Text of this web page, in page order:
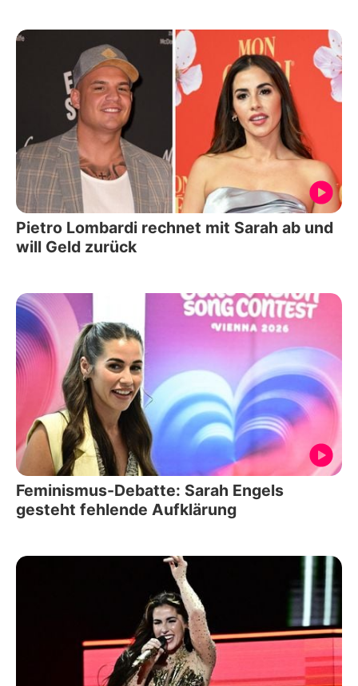
Pietro Lombardi rechnet mit Sarah ab und
will Geld zurück
Feminismus-Debatte: Sarah Engels
gesteht fehlende Aufklärung